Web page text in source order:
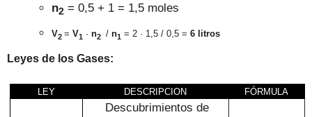
n2 = 0,5 + 1 = 1,5 moles
V2 = V1 · n2 / n1 = 2 · 1,5 / 0,5 = 6 litros
Leyes de los Gases:
LEY DESCRIPCION FÓRMULA
Descubrimientos de